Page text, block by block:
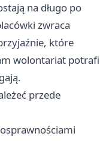
na długo po
zwraca
które
wolontariat potrafi
przede